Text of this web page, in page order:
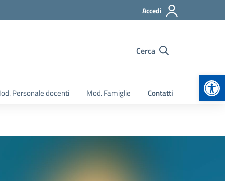
Accedi
Cerca
Personale docenti Mod. Famiglie Contatti